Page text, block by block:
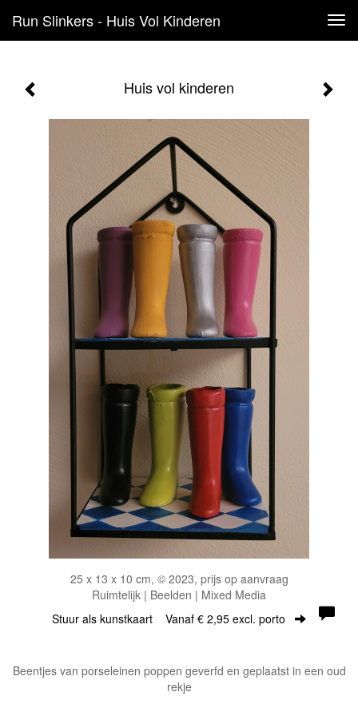
Run Slinkers - Huis Vol Kinderen
Huis vol kinderen
25 x 13 x 10 cm, © 2023, prijs op aanvraag
Ruimtelijk | Beelden | Mixed Media
Stuur als kunstkaart Vanaf € 2,95 excl. porto
Beentjes van porseleinen poppen geverfd en geplaatst in een oud
rekje